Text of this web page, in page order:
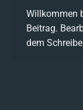
Willkommen
Beitrag.
dem